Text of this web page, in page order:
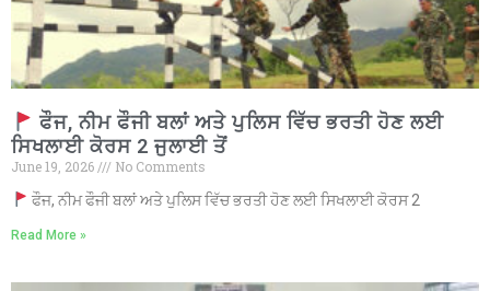
ਫੌਜ, ਨੀਮ ਫੌਜੀ ਬਲਾਂ ਅਤੇ ਪੁਲਿਸ ਵਿੱਚ ਭਰਤੀ ਹੋਣ ਲਈ
ਸਿਖਲਾਈ ਕੋਰਸ 2 ਜੁਲਾਈ ਤੋਂ
June 19, 2026
No Comments
ਫੌਜ, ਨੀਮ ਫੌਜੀ ਬਲਾਂ ਅਤੇ ਪੁਲਿਸ ਵਿੱਚ ਭਰਤੀ ਹੋਣ ਲਈ ਸਿਖਲਾਈ ਕੋਰਸ 2
Read More »